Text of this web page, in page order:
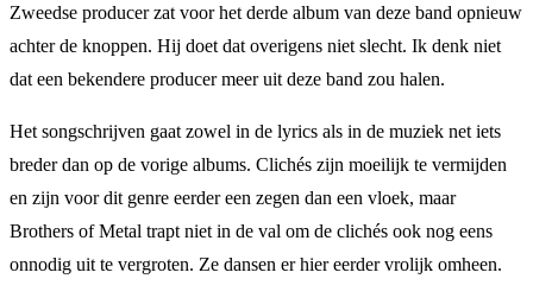
Zweedse producer zat voor het derde album van deze band opnieuw
achter de knoppen. Hij doet dat overigens niet slecht. Ik denk niet
dat een bekendere producer meer uit deze band zou halen.
Het songschrijven gaat zowel in de lyrics als in de muziek net iets
breder dan op de vorige albums. Clichés zijn moeilijk te vermijden
en zijn voor dit genre eerder een zegen dan een vloek, maar
Brothers of Metal trapt niet in de val om de clichés ook nog eens
onnodig uit te vergroten. Ze dansen er hier eerder vrolijk omheen.